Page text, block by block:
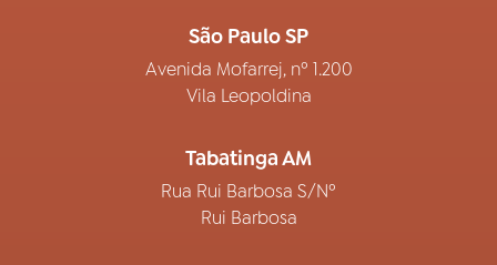
São Paulo SP
Avenida Mofarrej, nº 1.200
Vila Leopoldina
Tabatinga AM
Rua Rui Barbosa S/Nº
Rui Barbosa